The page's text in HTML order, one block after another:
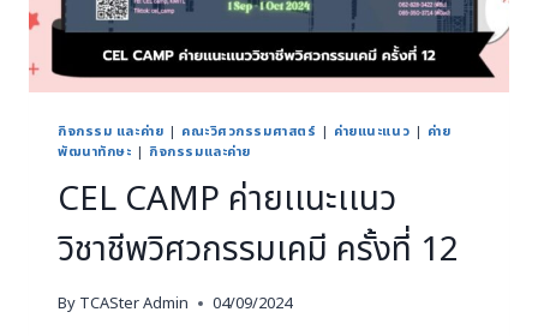
กิจกรรม และค่าย | คณะวิศวกรรมศาสตร์ | ค่ายแนะแนว | ค่าย
พัฒนาทักษะ | กิจกรรมและค่าย
CEL CAMP ค่ายเเนะเเนว
วิชาชีพวิศวกรรมเคมี ครั้งที่ 12
By TCASter Admin 04/09/2024